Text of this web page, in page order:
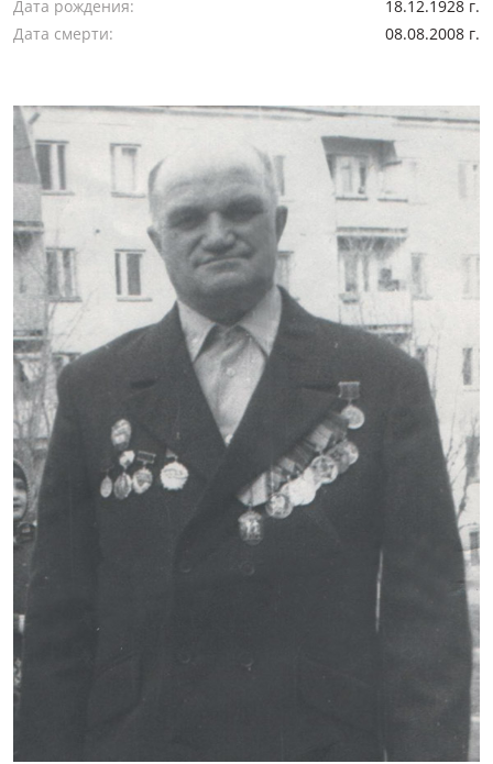
Дата рождения:
18.12.1928 г.
Дата смерти:
08.08.2008 г.